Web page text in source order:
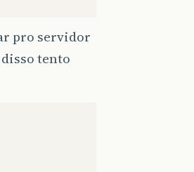
pro servidor
tento